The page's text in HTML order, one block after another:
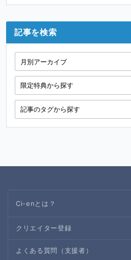
記事を検索
Ci-enとは？
クリエイター登録
よくある質問（支援者）